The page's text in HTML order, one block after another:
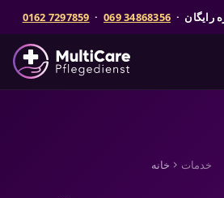
رایگان · 069 34868356
·
0162 7297859
خانه chevron_right خدمات